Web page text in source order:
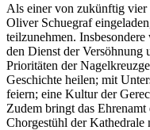
Als einer von zukünftig vier
Oliver Schuegraf
teilzunehmen.
den Dienst der Versöhnung
Prioritäten der
Geschichte heilen; mit
feiern; eine Kultur der
Zudem bringt das
Chorgestühl der Kathedrale